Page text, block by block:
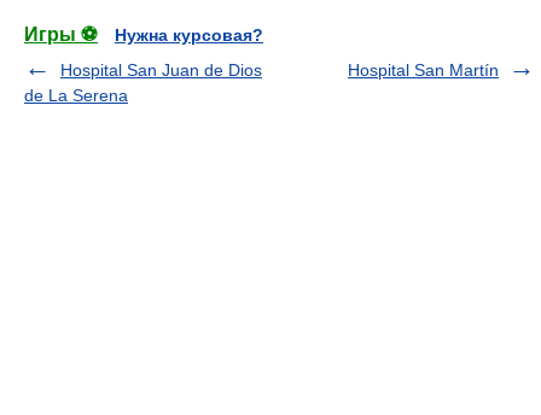
Игры ⚽
Нужна курсовая?
Hospital San Juan de Dios
de La Serena
Hospital San Martín